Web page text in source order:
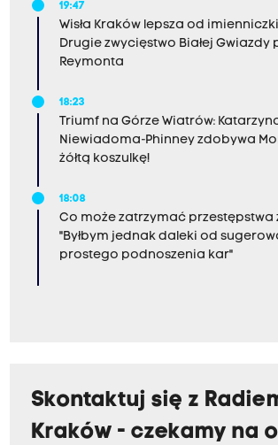
19:47
Wisła Kraków lepsza od imienniczki
Drugie zwycięstwo Białej Gwiazdy
Reymonta
18:23
Triumf na Górze Wiatrów:
Niewiadoma-Phinney zdobywa
żółtą koszulkę!
18:08
Co może zatrzymać przestępstwa
"Byłbym jednak daleki od
prostego podnoszenia kar"
Skontaktuj się z
Kraków - czekamy na